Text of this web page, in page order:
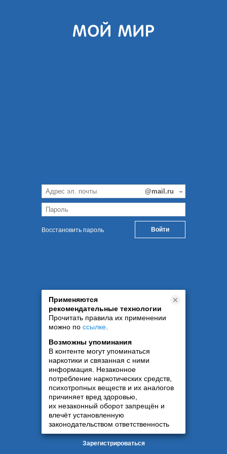
Восстановить пароль
Применяются
рекомендательные технологии
Прочитать правила их применении
можно по ссылке
Возможны упоминания
В контенте могут упоминаться
наркотики и связанная с ними
информация. Незаконное
потребление наркотических средств,
психотропных веществ и их аналогов
причиняет вред здоровью,
их незаконный оборот запрещён и
влечёт установленную
законодательством ответственность
Зарегистрироваться